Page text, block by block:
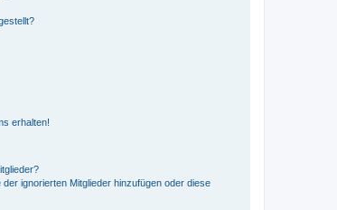
erhalten!
ignorierten Mitglieder hinzufügen oder diese